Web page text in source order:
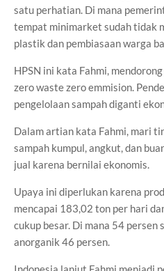
satu perhatian. Di mana
tempat minimarket sudah tidak
plastik dan pembiasaan warga
HPSN ini kata Fahmi,
zero waste zero emmision.
pengelolaan sampah diganti
Dalam artian kata Fahmi, mari
sampah kumpul, angkut, dan
jual karena bernilai ekonomis.
Upaya ini diperlukan karena
mencapai 183,02 ton per hari
cukup besar. Di mana 54 persen
anorganik 46 persen.